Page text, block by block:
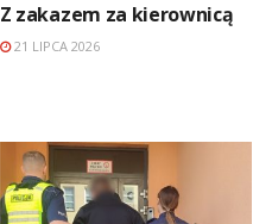
Z zakazem za kierownicą
21 LIPCA 2026